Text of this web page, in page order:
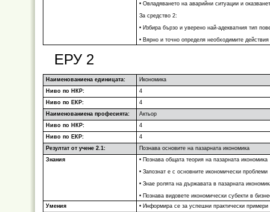
• Овладяването на аварийни ситуации и
За средство 2:
• Избира бързо и уверено най-адекватния тип
• Вярно и точно определя необходимите
ЕРУ 2
Наименованиена единицата:
Икономика
Ниво по НКР:
4
Ниво по ЕКР:
4
Наименованиена професията:
Актьор
Ниво по НКР:
4
Ниво по ЕКР:
4
Резултат от учене 2.1:
Познава основите на пазарната икономика
Знания
• Познава общата теория на пазарната икономика
• Запознат е с основните икономически проблеми
• Знае ролята на държавата в пазарната
• Познава видовете икономически субекти в
Умения
• Информира се за успешни практически